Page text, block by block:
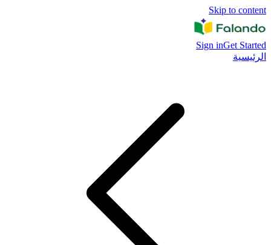
Skip to content
Sign inGet Started
الرئيسية